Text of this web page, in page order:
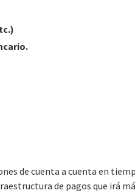
de cuenta a cuenta en
de pagos que irá